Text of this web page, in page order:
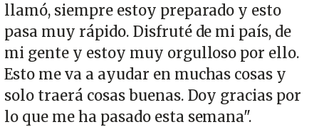
llamó, siempre estoy preparado y esto
pasa muy rápido. Disfruté de mi país, de
mi gente y estoy muy orgulloso por ello.
Esto me va a ayudar en muchas cosas y
solo traerá cosas buenas. Doy gracias por
lo que me ha pasado esta semana".